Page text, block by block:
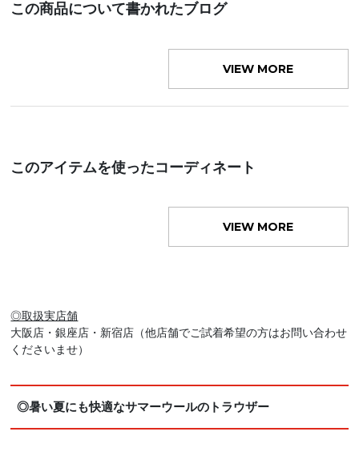
この商品について書かれたブログ
VIEW MORE
このアイテムを使ったコーディネート
VIEW MORE
◎取扱実店舗
大阪店・銀座店・新宿店（他店舗でご試着希望の方はお問い合わせ
くださいませ）
◎暑い夏にも快適なサマーウールのトラウザー